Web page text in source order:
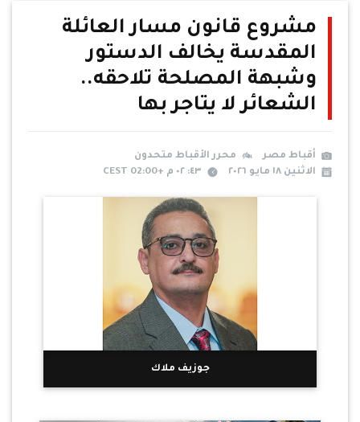
مشروع قانون مسار العائلة
المقدسة يخالف الدستور
وشبهة المصلحة تلاحقه..
الشعائر لا يتاجر بها
أقباط مصر
محرر الأقباط متحدون
الاثنين ١٨ مايو ٢٠٢٦
٤٣: ٠٢ م +02:00 CEST
جوزيف ملاك